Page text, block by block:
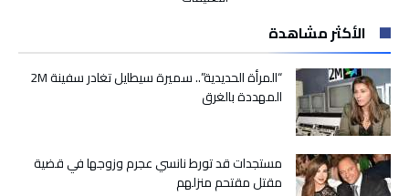
عياض
ترفض
الأكثر مشاهدة
“المرأة الحديدية”.. سميرة سيطايل تغادر سفينة 2M
المهددة بالغرق
مستجدات قد تورط نانسي عجرم وزوجها في قضية
مقتل مقتحم منزلهم